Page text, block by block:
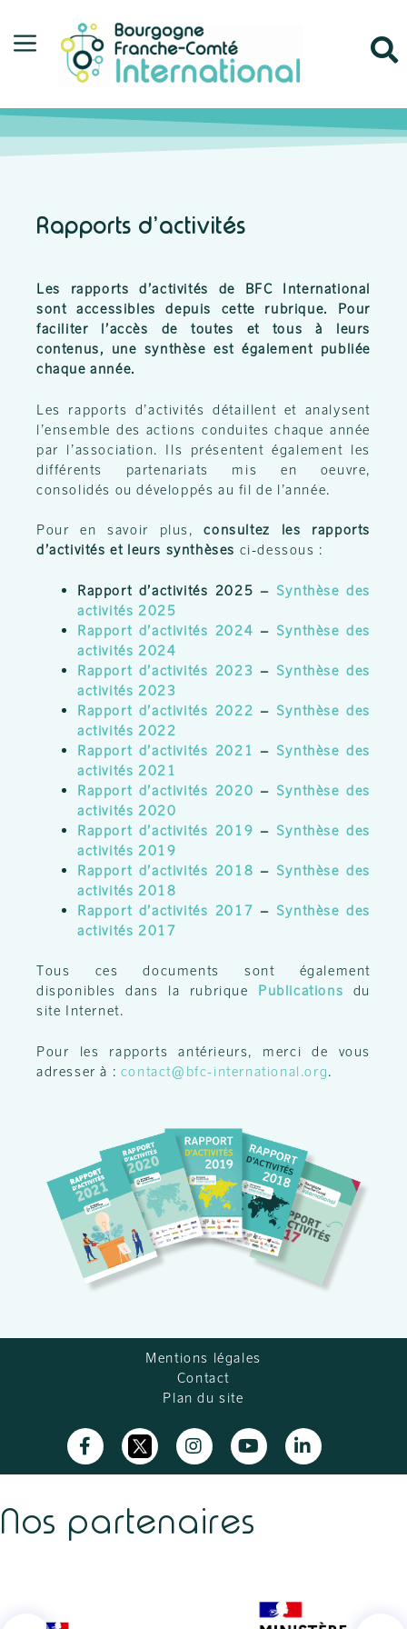
Rapports d’activités
Les rapports d’activités de BFC International
sont accessibles depuis cette rubrique. Pour
faciliter l’accès de toutes et tous à leurs
contenus, une synthèse est également publiée
chaque année.
Les rapports d’activités détaillent et analysent
l’ensemble des actions conduites chaque année
par l’association. Ils présentent également les
différents partenariats mis en oeuvre,
consolidés ou développés au fil de l’année.
Pour en savoir plus,consultez les rapports
d’activités et leurs synthèses ci-dessous :
Rapport d’activités 2025 – Synthèse des
activités 2025
Rapport d’activités 2024 – Synthèse des
activités 2024
Rapport d’activités 2023 – Synthèse des
activités 2023
Rapport d’activités 2022 – Synthèse des
activités 2022
Rapport d’activités 2021 – Synthèse des
activités 2021
Rapport d’activités 2020 – Synthèse des
activités 2020
Rapport d’activités 2019 – Synthèse des
activités 2019
Rapport d’activités 2018 – Synthèse des
activités 2018
Rapport d’activités 2017 – Synthèse des
activités 2017
Tous ces documents sont également
disponibles dans la rubrique Publications du
site Internet.
Pour les rapports antérieurs, merci de vous
adresser à : contact@bfc-international.org.
Mentions légales
Contact
Plan du site
Nos partenaires